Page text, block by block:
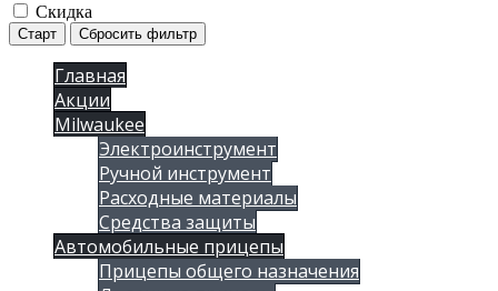
Скидка
Старт Сбросить фильтр
Главная
Акции
Milwaukee
Электроинструмент
Ручной инструмент
Расходные материалы
Средства защиты
Автомобильные прицепы
Прицепы общего назначения